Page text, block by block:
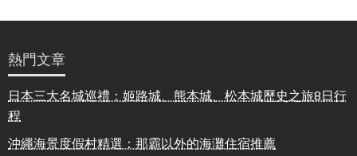
熱門文章
日本三大名城巡禮：姬路城、熊本城、松本城歷史之旅8日行
程
沖繩海景度假村精選：那霸以外的海灘住宿推薦